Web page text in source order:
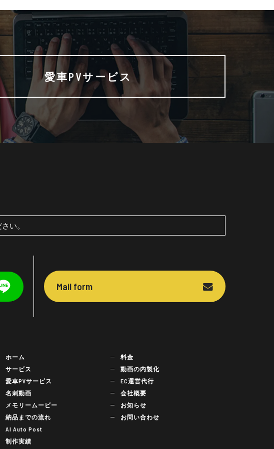
愛車PVサービス
い。
Mail form
ホーム
サービス
愛車PVサービス
名刺動画
メモリームービー
納品までの流れ
AI Auto Post
制作実績
料金
動画の内製化
EC運営代行
会社概要
お知らせ
お問い合わせ